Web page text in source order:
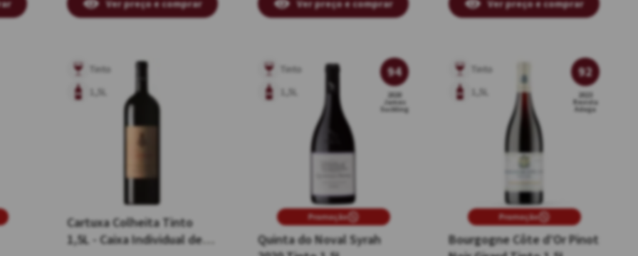
Ver preço e comprar Ver preço e comprar Ver preço e comprar
Cartuxa Colheita Tinto
1,5L - Caixa Individual de
Tinto
1,5L
Promoção
Quinta do Noval Syrah
Tinto
1,5L
94
2020
James
Suckling
Promoção
Bourgogne Côte d’Or Pinot
Tinto
1,5L
92
2023
Revista
Adega